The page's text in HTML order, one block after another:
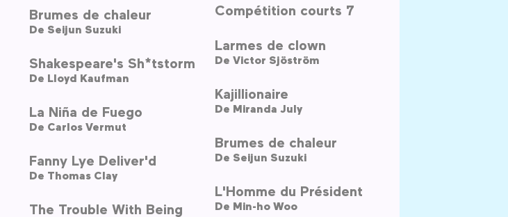
Brumes de chaleur
De Seijun Suzuki
Shakespeare's Sh*tstorm
De Lloyd Kaufman
La Niña de Fuego
De Carlos Vermut
Fanny Lye Deliver'd
De Thomas Clay
The Trouble With Being
Compétition courts 7
Larmes de clown
De Victor Sjöström
Kajillionaire
De Miranda July
Brumes de chaleur
De Seijun Suzuki
L'Homme du Président
De Min-ho Woo